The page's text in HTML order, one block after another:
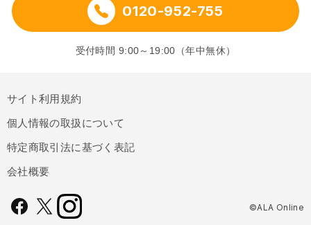
0120-952-755
受付時間 9:00～19:00（年中無休）
サイト利用規約
個人情報の取扱について
特定商取引法に基づく表記
会社概要
©ALA Online